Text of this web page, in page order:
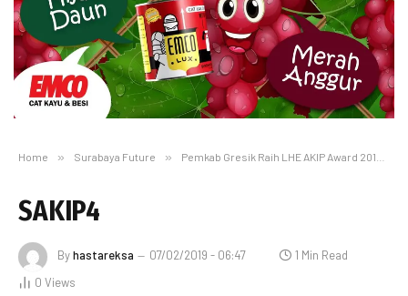
Home » Surabaya Future » Pemkab Gresik Raih LHE AKIP Award 2018
SAKIP4
Byhastareksa 07/02/2019 - 06:47
1 Min Read
0 Views